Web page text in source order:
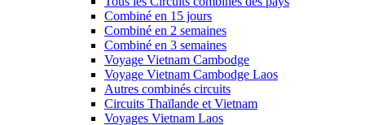
Combiné en 15 jours
Combiné en 2 semaines
Combiné en 3 semaines
Voyage Vietnam Cambodge
Voyage Vietnam Cambodge Laos
Autres combinés circuits
Circuits Thaïlande et Vietnam
Voyages Vietnam Laos